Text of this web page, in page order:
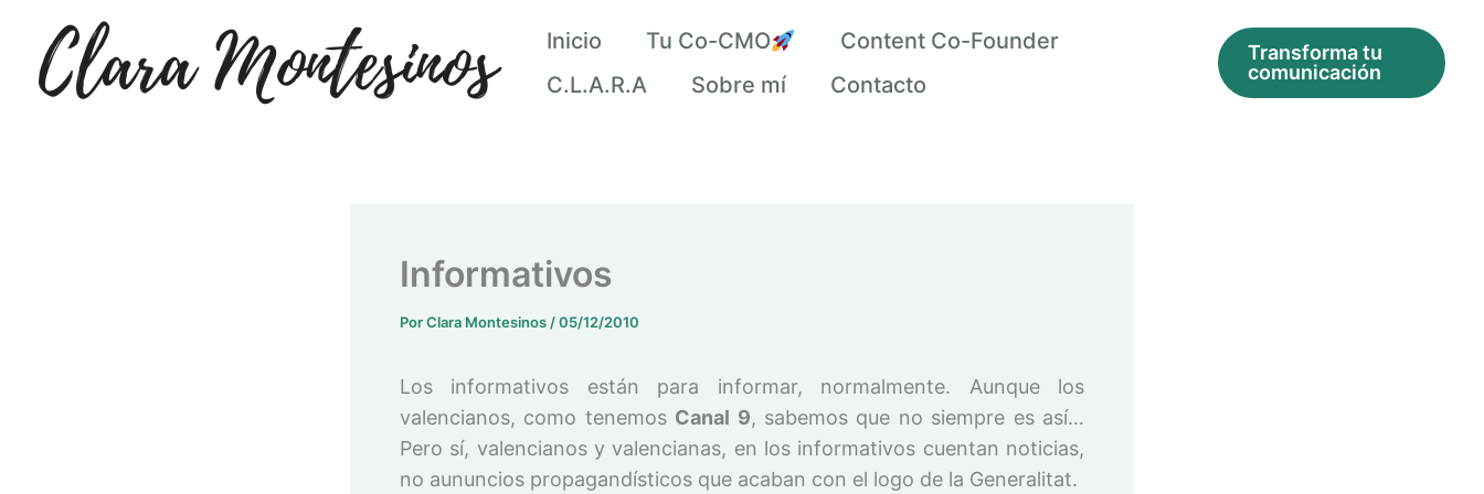
contenido
Inicio Tu Co-CMO
Content Co-Founder
C.L.A.R.A
Sobre mí Contacto
Transforma tu
comunicación
Informativos
PorClara Montesinos /05/12/2010
Los informativos están para informar, normalmente. Aunque los
valencianos, como tenemos Canal 9, sabemos que no siempre es así…
Pero sí, valencianos y valencianas, en los informativos cuentan noticias,
no aununcios propagandísticos que acaban con el logo de la Generalitat.